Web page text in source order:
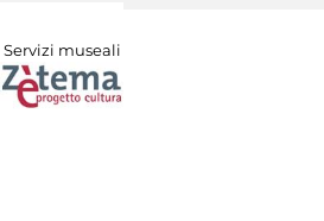
Servizi museali